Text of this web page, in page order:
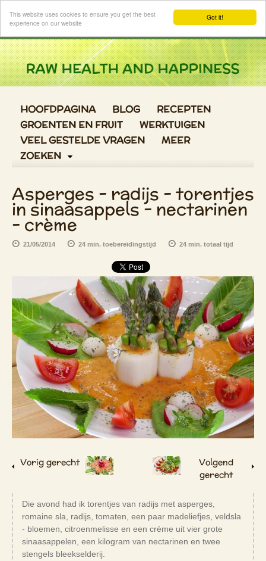
Got it!
This website uses cookies to ensure you get the best
experience on our website
Login
HOOFDPAGINA BLOG
RECEPTEN
GROENTEN EN FRUIT
WERKTUIGEN
VEEL GESTELDE VRAGEN
MEER
ZOEKEN
Asperges - radijs - torentjes
in sinaasappels - nectarinen
- crème
21/05/2014 24 min. toebereidingstijd 24 min. totaal tijd
Vorig gerecht
Volgend
gerecht
Die avond had ik torentjes van radijs met asperges,
romaine sla, radijs, tomaten, een paar madeliefjes, veldsla
- bloemen, citroenmelisse en een crème uit vier grote
sinaasappelen, een kilogram van nectarinen en twee
stengels bleekselderij.